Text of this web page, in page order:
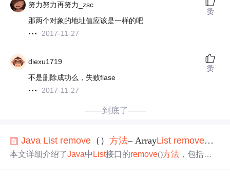
努力努力再努力_zsc
那两个对象的地址值应该是一样的吧
2017-11-27
赞
diexu1719
不是删除成功么，失败flase
2017-11-27
赞
——到底了——
Java List remove （）方法– ArrayList remove（）
本文详细介绍了Java中 List接口的remove()方法 ，包括两